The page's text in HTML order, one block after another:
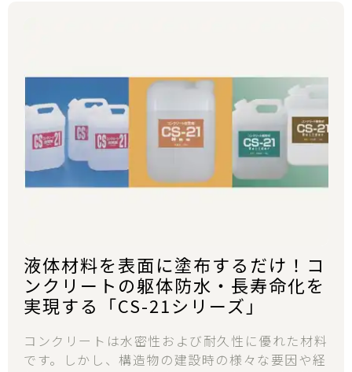
液体材料を表面に塗布するだけ！コ
ンクリートの躯体防水・長寿命化を
実現する「CS-21シリーズ」
コンクリートは水密性および耐久性に優れた材料
です。しかし、構造物の建設時の様々な要因や経